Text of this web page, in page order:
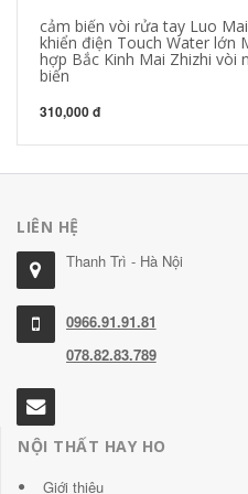
cảm biến vòi rửa tay Luo
khiển điện Touch Water lớn
hợp Bắc Kinh Mai Zhizhi vòi
biến
310,000 đ
LIÊN HỆ
Thanh Trì - Hà Nội
0966.91.91.81
078.82.83.789
NỘI THẤT HAY HO
Giới thiệu